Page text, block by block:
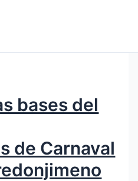
bases del
de Carnaval